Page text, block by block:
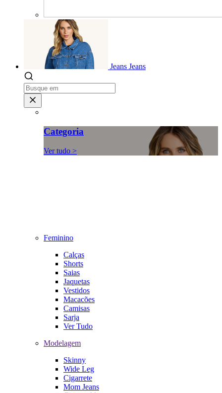
Jeans Jeans
Categoria
Ver tudo >
Feminino
Calças
Shorts
Saias
Jaquetas
Vestidos
Macacões
Camisas
Sarja
Ver Tudo
Modelagem
Skinny
Wide Leg
Cigarrete
Mom Jeans